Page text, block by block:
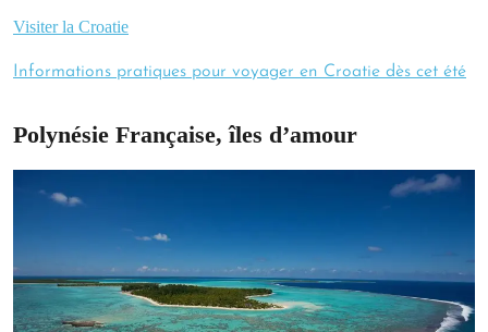
Visiter la Croatie
Informations pratiques pour voyager en Croatie dès cet été
Polynésie Française, îles d’amour